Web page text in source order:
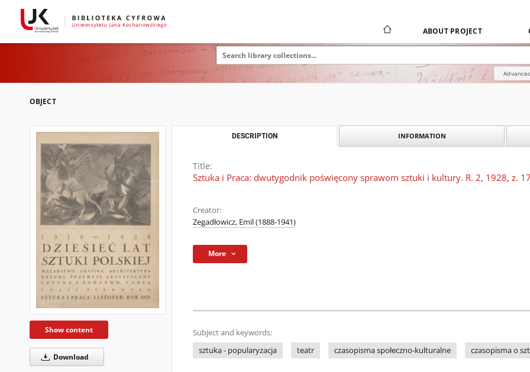
ABOUT PROJECT
OBJECT
Show content
Download
DESCRIPTION INFORMATION
Title:
Sztuka i Praca: dwutygodnik poświęcony sprawom sztuki i kultury. R. 2, 1928, z.
Creator:
Zegadłowicz, Emil (1888-1941)
More
Subject and keywords:
sztuka - popularyzacja
teatr czasopisma społeczno-kulturalne czasopisma o